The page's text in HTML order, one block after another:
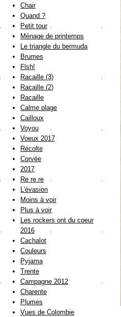
Chair
Quand ?
Petit tour
Ménage de printemps
Le triangle du bermuda
Brumes
Flsh!
Racaille (3)
Racaille (2)
Racaille
Calme plage
Cailloux
Voyou
Voeux 2017
Récolte
Corvée
2017
Re re re
L'évasion
Moins à voir
Plus à voir
Les rockers ont du coeur
2016
Cachalot
Couleurs
Pyjama
Trente
Campagne 2012
Charente
Plumes
Vues de Colombie